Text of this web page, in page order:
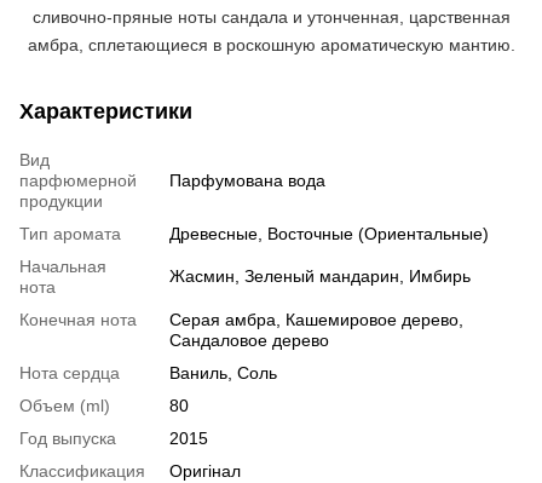
сливочно-пряные ноты сандала и утонченная, царственная
амбра, сплетающиеся в роскошную ароматическую мантию.
Характеристики
Вид
парфюмерной
продукции
Парфумована вода
Тип аромата
Древесные, Восточные (Ориентальные)
Начальная
нота
Жасмин, Зеленый мандарин, Имбирь
Конечная нота
Серая амбра, Кашемировое дерево,
Сандаловое дерево
Нота сердца
Ваниль, Соль
Объем (ml)
80
Год выпуска
2015
Классификация
Оригінал